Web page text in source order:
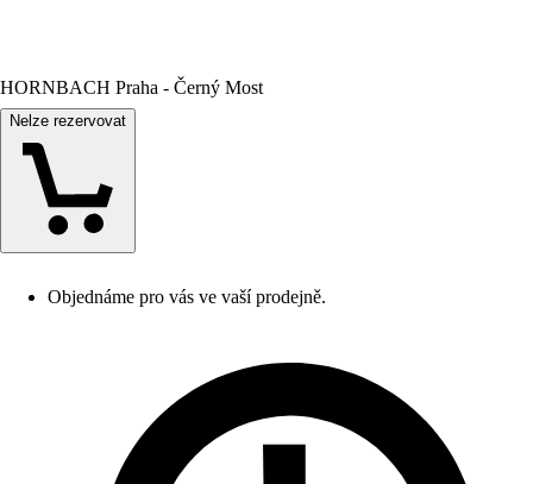
HORNBACH Praha - Černý Most
Nelze rezervovat
Objednáme pro vás ve vaší prodejně.